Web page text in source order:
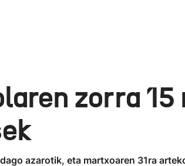
zorra
azarotik, eta martxoaren 31ra